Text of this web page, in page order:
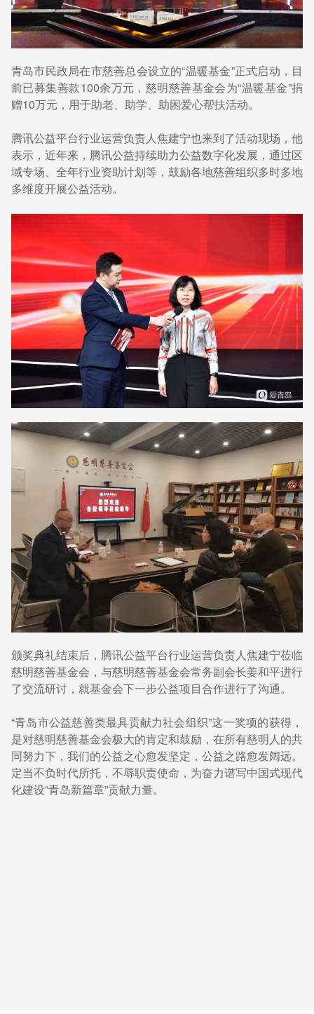
青岛市民政局在市慈善总会设立的“温暖基金”正式启动，目
前已募集善款100余万元，慈明慈善基金会为“温暖基金”捐
赠10万元，用于助老、助学、助困爱心帮扶活动。
腾讯公益平台行业运营负责人焦建宁也来到了活动现场，他
表示，近年来，腾讯公益持续助力公益数字化发展，通过区
域专场、全年行业资助计划等，鼓励各地慈善组织多时多地
多维度开展公益活动。
颁奖典礼结束后，腾讯公益平台行业运营负责人焦建宁莅临
慈明慈善基金会，与慈明慈善基金会常务副会长姜和平进行
了交流研讨，就基金会下一步公益项目合作进行了沟通。
“青岛市公益慈善类最具贡献力社会组织”这一奖项的获得，
是对慈明慈善基金会极大的肯定和鼓励，在所有慈明人的共
同努力下，我们的公益之心愈发坚定，公益之路愈发阔远。
定当不负时代所托，不辱职责使命，为奋力谱写中国式现代
化建设“青岛新篇章”贡献力量。